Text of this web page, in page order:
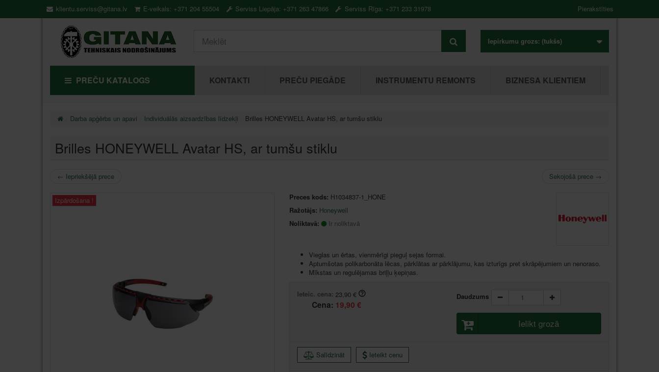
klientu.serviss@gitana.lv E-veikals: +371 204 55504 Serviss Liepāja: +371 263 47866 Serviss Rīga: +371 233 31978 Pierakstīties
Iepirkumu grozs: (tukšs)
PREČU KATALOGS KONTAKTI PREČU PIEGĀDE INSTRUMENTU REMONTS BIZNESA KLIENTIEM
Darba apģērbs un apavi Individuālās aizsardzības līdzekļi Brilles HONEYWELL Avatar HS, ar tumšu stiklu
Brilles HONEYWELL Avatar HS, ar tumšu stiklu
← Iepriekšējā prece Sekojošā prece →
Izpārdošana ! Preces kods: H1034837-1_HONE
Ražotājs: Honeywell
Noliktavā:
Ir noliktavā
Vieglas un ērtas, vienmērīgi pieguļ sejas formai.
Aptumšotas polikarbonāta lēcas, pārklātas ar pārklājumu, kas izturīgs pret skrāpējumiem un nenoraso.
Mīkstas un regulējamas briļļu ķepiņas.
Ieteic. cena: 23,90 €
Cena: 19,90 €
Daudzums
Ielikt grozā
Salīdzināt Ieteikt cenu